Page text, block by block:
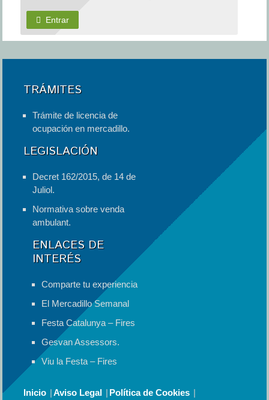
Entrar
TRÁMITES
Trámite de licencia de
ocupación en mercadillo.
LEGISLACIÓN
Decret 162/2015, de 14 de
Juliol.
Normativa sobre venda
ambulant.
ENLACES DE
INTERÉS
Comparte tu experiencia
El Mercadillo Semanal
Festa Catalunya – Fires
Gesvan Assessors.
Viu la Festa – Fires
Inicio Aviso Legal Política de Cookies